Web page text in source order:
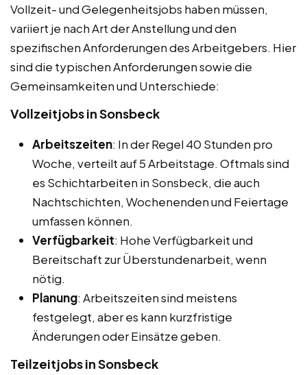
Vollzeit- und Gelegenheitsjobs haben müssen,
variiert je nach Art der Anstellung und den
spezifischen Anforderungen des Arbeitgebers. Hier
sind die typischen Anforderungen sowie die
Gemeinsamkeiten und Unterschiede:
Vollzeitjobs in Sonsbeck
Arbeitszeiten: In der Regel 40 Stunden pro
Woche, verteilt auf 5 Arbeitstage. Oftmals sind
es Schichtarbeiten in Sonsbeck, die auch
Nachtschichten, Wochenenden und Feiertage
umfassen können.
Verfügbarkeit: Hohe Verfügbarkeit und
Bereitschaft zur Überstundenarbeit, wenn
nötig.
Planung: Arbeitszeiten sind meistens
festgelegt, aber es kann kurzfristige
Änderungen oder Einsätze geben.
Teilzeitjobs in Sonsbeck